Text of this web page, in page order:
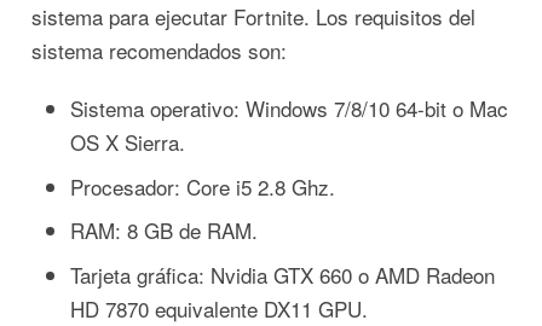
sistema para ejecutar Fortnite. Los requisitos del
sistema recomendados son:
Sistema operativo: Windows 7/8/10 64-bit o Mac
OS X Sierra.
Procesador: Core i5 2.8 Ghz.
RAM: 8 GB de RAM.
Tarjeta gráfica: Nvidia GTX 660 o AMD Radeon
HD 7870 equivalente DX11 GPU.